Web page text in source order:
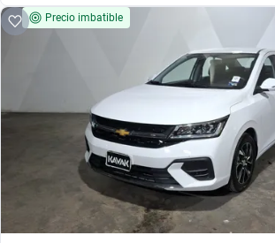
Precio imbatible